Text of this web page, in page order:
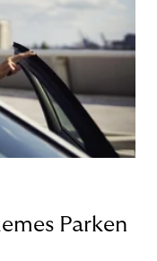
Parken